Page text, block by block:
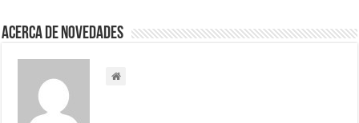
Acerca de NOVEDADES